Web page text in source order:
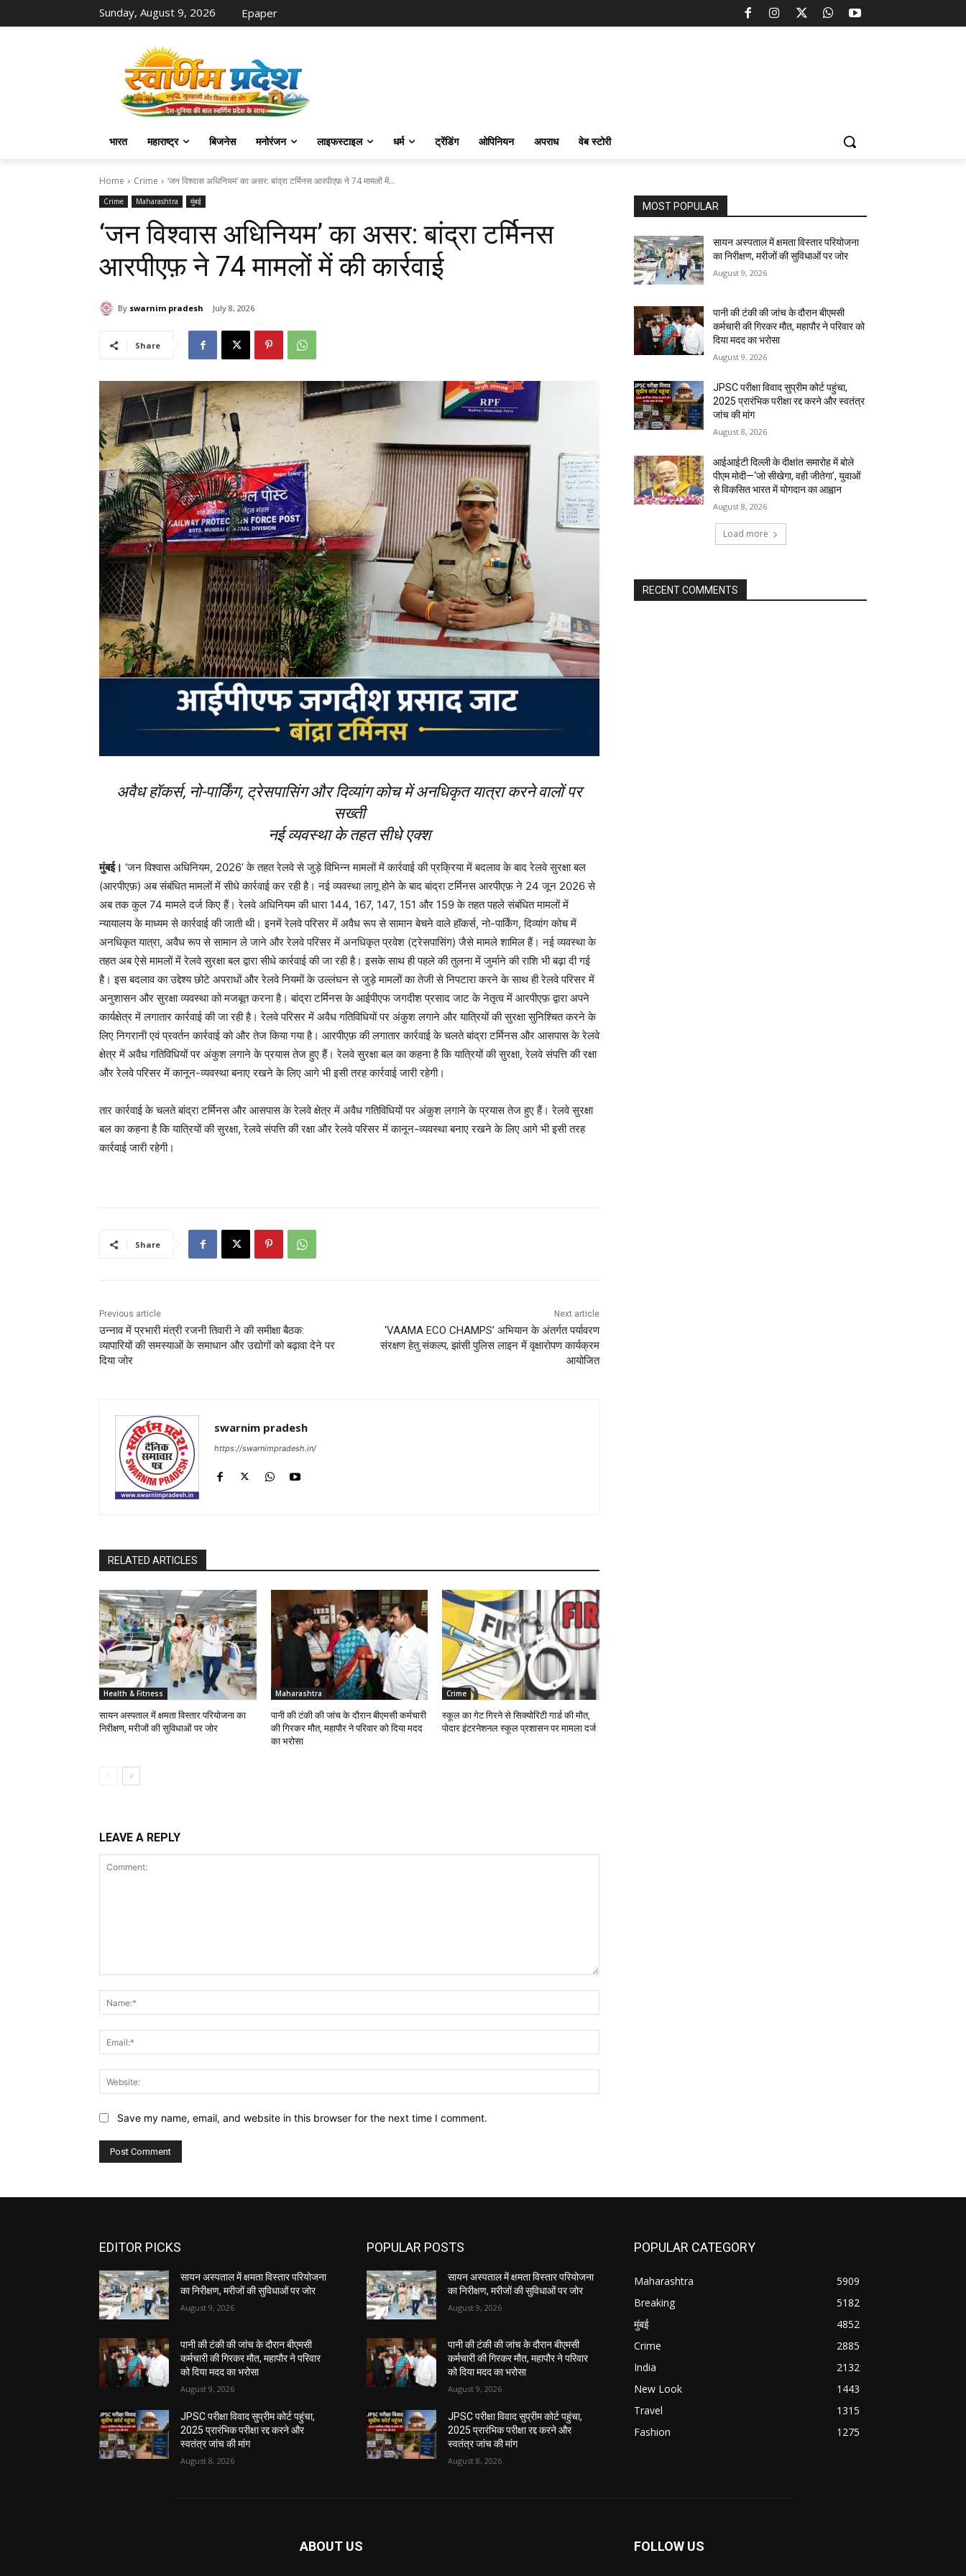
Sunday, August 9, 2026 Epaper
भारत महाराष्ट्र बिजनेस मनोरंजन लाइफस्‍टाइल धर्म ट्रेंडिंग ओपिनियन अपराध वेब स्टोरी
Home Crime ‘जन विश्वास अधिनियम’ का असर: बांद्रा टर्मिनस आरपीएफ़ ने 74 मामलों में...
Crime Maharashtra मुंबई
‘जन विश्वास अधिनियम’ का असर: बांद्रा टर्मिनस
आरपीएफ़ ने 74 मामलों में की कार्रवाई
By swarnim pradesh July 8, 2026
Share
अवैध हॉकर्स, नो-पार्किंग, ट्रेसपासिंग और दिव्यांग कोच में अनधिकृत यात्रा करने वालों पर
सख्ती
नई व्यवस्था के तहत सीधे एक्श
मुंबई। ‘जन विश्वास अधिनियम, 2026’ के तहत रेलवे से जुड़े विभिन्न मामलों में कार्रवाई की प्रक्रिया में बदलाव के बाद रेलवे सुरक्षा बल
(आरपीएफ़) अब संबंधित मामलों में सीधे कार्रवाई कर रही है। नई व्यवस्था लागू होने के बाद बांद्रा टर्मिनस आरपीएफ़ ने 24 जून 2026 से
अब तक कुल 74 मामले दर्ज किए हैं। रेलवे अधिनियम की धारा 144, 167, 147, 151 और 159 के तहत पहले संबंधित मामलों में
न्यायालय के माध्यम से कार्रवाई की जाती थी। इनमें रेलवे परिसर में अवैध रूप से सामान बेचने वाले हॉकर्स, नो-पार्किंग, दिव्यांग कोच में
अनधिकृत यात्रा, अवैध रूप से सामान ले जाने और रेलवे परिसर में अनधिकृत प्रवेश (ट्रेसपासिंग) जैसे मामले शामिल हैं। नई व्यवस्था के
तहत अब ऐसे मामलों में रेलवे सुरक्षा बल द्वारा सीधे कार्रवाई की जा रही है। इसके साथ ही पहले की तुलना में जुर्माने की राशि भी बढ़ा दी गई
है। इस बदलाव का उद्देश्य छोटे अपराधों और रेलवे नियमों के उल्लंघन से जुड़े मामलों का तेजी से निपटारा करने के साथ ही रेलवे परिसर में
अनुशासन और सुरक्षा व्यवस्था को मजबूत करना है। बांद्रा टर्मिनस के आईपीएफ जगदीश प्रसाद जाट के नेतृत्व में आरपीएफ़ द्वारा अपने
कार्यक्षेत्र में लगातार कार्रवाई की जा रही है। रेलवे परिसर में अवैध गतिविधियों पर अंकुश लगाने और यात्रियों की सुरक्षा सुनिश्चित करने के
लिए निगरानी एवं प्रवर्तन कार्रवाई को और तेज किया गया है। आरपीएफ़ की लगातार कार्रवाई के चलते बांद्रा टर्मिनस और आसपास के रेलवे
क्षेत्र में अवैध गतिविधियों पर अंकुश लगाने के प्रयास तेज हुए हैं। रेलवे सुरक्षा बल का कहना है कि यात्रियों की सुरक्षा, रेलवे संपत्ति की रक्षा
और रेलवे परिसर में कानून-व्यवस्था बनाए रखने के लिए आगे भी इसी तरह कार्रवाई जारी रहेगी।
तार कार्रवाई के चलते बांद्रा टर्मिनस और आसपास के रेलवे क्षेत्र में अवैध गतिविधियों पर अंकुश लगाने के प्रयास तेज हुए हैं। रेलवे सुरक्षा
बल का कहना है कि यात्रियों की सुरक्षा, रेलवे संपत्ति की रक्षा और रेलवे परिसर में कानून-व्यवस्था बनाए रखने के लिए आगे भी इसी तरह
कार्रवाई जारी रहेगी।
Share
Previous article
उन्नाव में प्रभारी मंत्री रजनी तिवारी ने की समीक्षा बैठक:
व्यापारियों की समस्याओं के समाधान और उद्योगों को बढ़ावा देने पर
दिया जोर
Next article
‘VAAMA ECO CHAMPS’ अभियान के अंतर्गत पर्यावरण
संरक्षण हेतु संकल्प, झांसी पुलिस लाइन में वृक्षारोपण कार्यक्रम
आयोजित
swarnim pradesh
https://swarnimpradesh.in/
RELATED ARTICLES
Health & Fitness
सायन अस्पताल में क्षमता विस्तार परियोजना का
निरीक्षण, मरीजों की सुविधाओं पर जोर
Maharashtra
पानी की टंकी की जांच के दौरान बीएमसी कर्मचारी
की गिरकर मौत, महापौर ने परिवार को दिया मदद
का भरोसा
Crime
स्कूल का गेट गिरने से सिक्योरिटी गार्ड की मौत,
पोदार इंटरनेशनल स्कूल प्रशासन पर मामला दर्ज
LEAVE A REPLY
Save my name, email, and website in this browser for the next time I comment.
MOST POPULAR
सायन अस्पताल में क्षमता विस्तार परियोजना
का निरीक्षण, मरीजों की सुविधाओं पर जोर
August 9, 2026
पानी की टंकी की जांच के दौरान बीएमसी
कर्मचारी की गिरकर मौत, महापौर ने परिवार को
दिया मदद का भरोसा
August 9, 2026
JPSC परीक्षा विवाद सुप्रीम कोर्ट पहुंचा,
2025 प्रारंभिक परीक्षा रद्द करने और स्वतंत्र
जांच की मांग
August 8, 2026
आईआईटी दिल्ली के दीक्षांत समारोह में बोले
पीएम मोदी—‘जो सीखेगा, वही जीतेगा’, युवाओं
से विकसित भारत में योगदान का आह्वान
August 8, 2026
Load more
RECENT COMMENTS
EDITOR PICKS
सायन अस्पताल में क्षमता विस्तार परियोजना
का निरीक्षण, मरीजों की सुविधाओं पर जोर
August 9, 2026
पानी की टंकी की जांच के दौरान बीएमसी
कर्मचारी की गिरकर मौत, महापौर ने परिवार
को दिया मदद का भरोसा
August 9, 2026
JPSC परीक्षा विवाद सुप्रीम कोर्ट पहुंचा,
2025 प्रारंभिक परीक्षा रद्द करने और
स्वतंत्र जांच की मांग
August 8, 2026
POPULAR POSTS
सायन अस्पताल में क्षमता विस्तार परियोजना
का निरीक्षण, मरीजों की सुविधाओं पर जोर
August 9, 2026
पानी की टंकी की जांच के दौरान बीएमसी
कर्मचारी की गिरकर मौत, महापौर ने परिवार
को दिया मदद का भरोसा
August 9, 2026
JPSC परीक्षा विवाद सुप्रीम कोर्ट पहुंचा,
2025 प्रारंभिक परीक्षा रद्द करने और
स्वतंत्र जांच की मांग
August 8, 2026
POPULAR CATEGORY
Maharashtra
5909
Breaking
5182
मुंबई
4852
Crime
2885
India
2132
New Look
1443
Travel
1315
Fashion
1275
ABOUT US FOLLOW US